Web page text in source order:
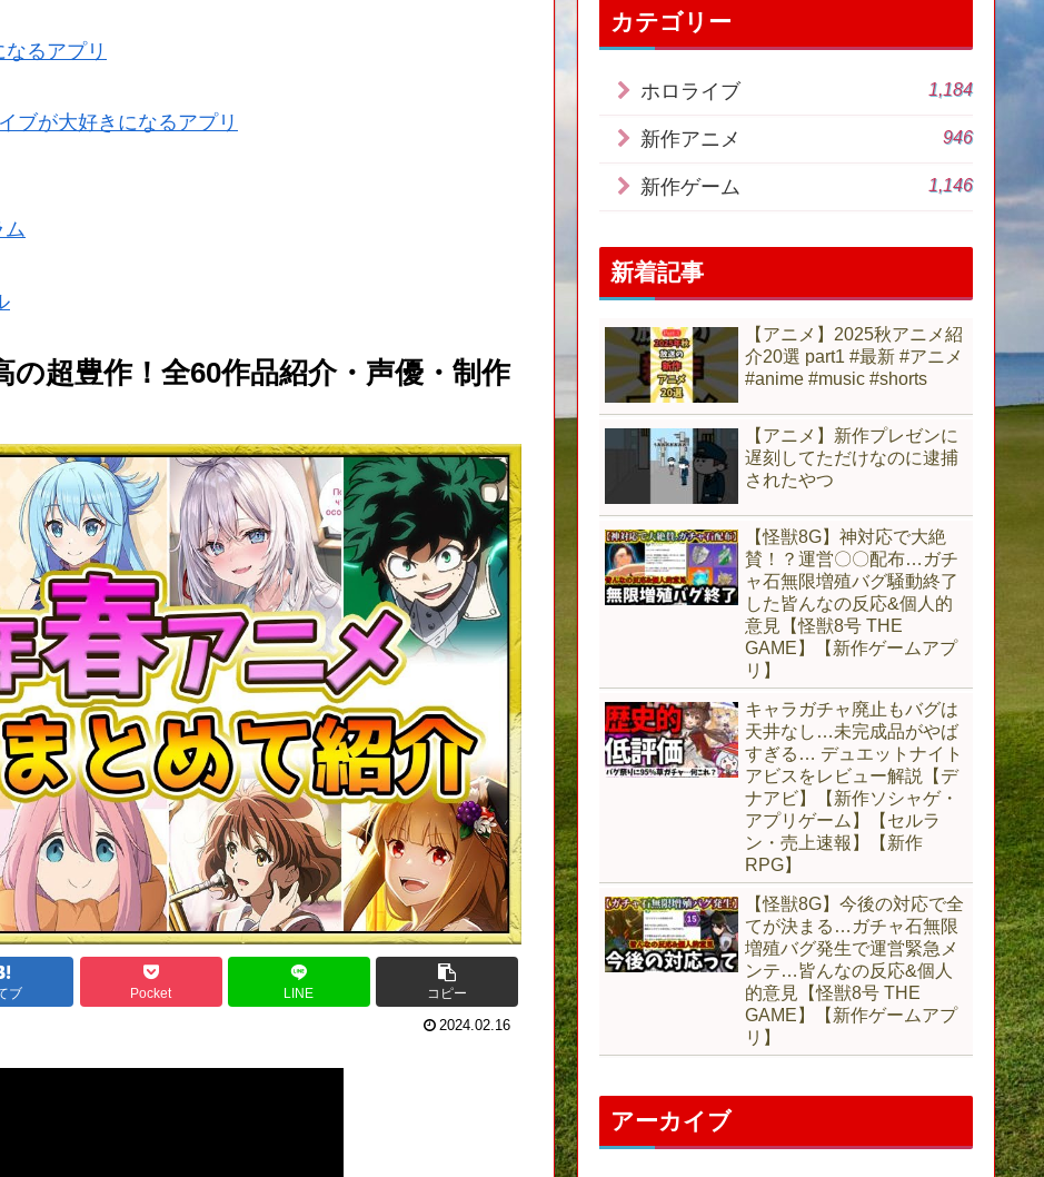
るアプリ
が大好きになるアプリ
ム
の超豊作！全60作品紹介・声優・制作
ブ Pocket LINE コピー
2024.02.16
カテゴリー
ホロライブ 1,184
新作アニメ 946
新作ゲーム 1,146
新着記事
【アニメ】2025秋アニメ紹
介20選 part1 #最新 #アニメ
#anime #music #shorts
【アニメ】新作プレゼンに
遅刻してただけなのに逮捕
されたやつ
【怪獣8G】神対応で大絶
賛！？運営〇〇配布…ガチ
ャ石無限増殖バグ騒動終了
した皆んなの反応&個人的
意見【怪獣8号 THE
GAME】【新作ゲームアプ
リ】
キャラガチャ廃止もバグは
天井なし…未完成品がやば
すぎる… デュエットナイト
アビスをレビュー解説【デ
ナアビ】【新作ソシャゲ・
アプリゲーム】【セルラ
ン・売上速報】【新作
RPG】
【怪獣8G】今後の対応で全
てが決まる…ガチャ石無限
増殖バグ発生で運営緊急メ
ンテ…皆んなの反応&個人
的意見【怪獣8号 THE
GAME】【新作ゲームアプ
リ】
アーカイブ